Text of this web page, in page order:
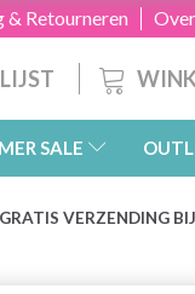
& Retourneren
SALE
GRATIS VERZENDING